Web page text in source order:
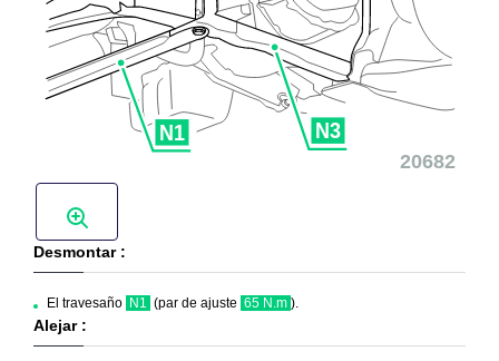
Desmontar :
El travesaño N1 (par de ajuste 65 N.m ).
Alejar :